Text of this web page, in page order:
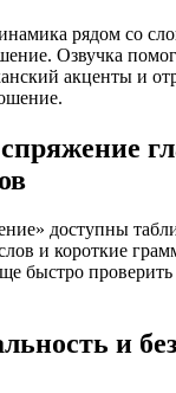
рядом со
Озвучка
акценты и
доступны
и короткие
быстро
и